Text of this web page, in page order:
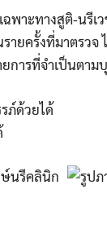
พาะทางสูติ-นรีเ
ายครั้งที่มาตรวจ
การที่จำเป็นตา
ภ์ด้วยได้